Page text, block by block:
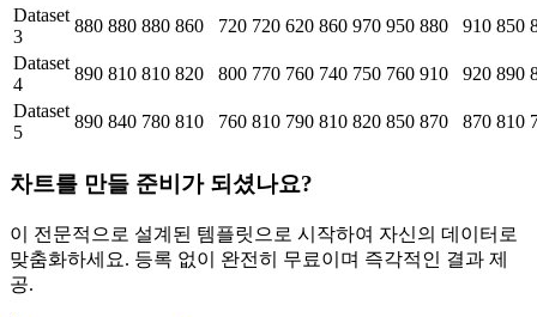
Dataset
3
880 880 880 860 720 720 620 860 970 950 880 910 850
Dataset
4
890 810 810 820 800 770 760 740 750 760 910 920 890
Dataset
5
890 840 780 810 760 810 790 810 820 850 870 870 810
차트를 만들 준비가 되셨나요?
이 전문적으로 설계된 템플릿으로 시작하여 자신의 데이터로
맞춤화하세요. 등록 없이 완전히 무료이며 즉각적인 결과 제
공.